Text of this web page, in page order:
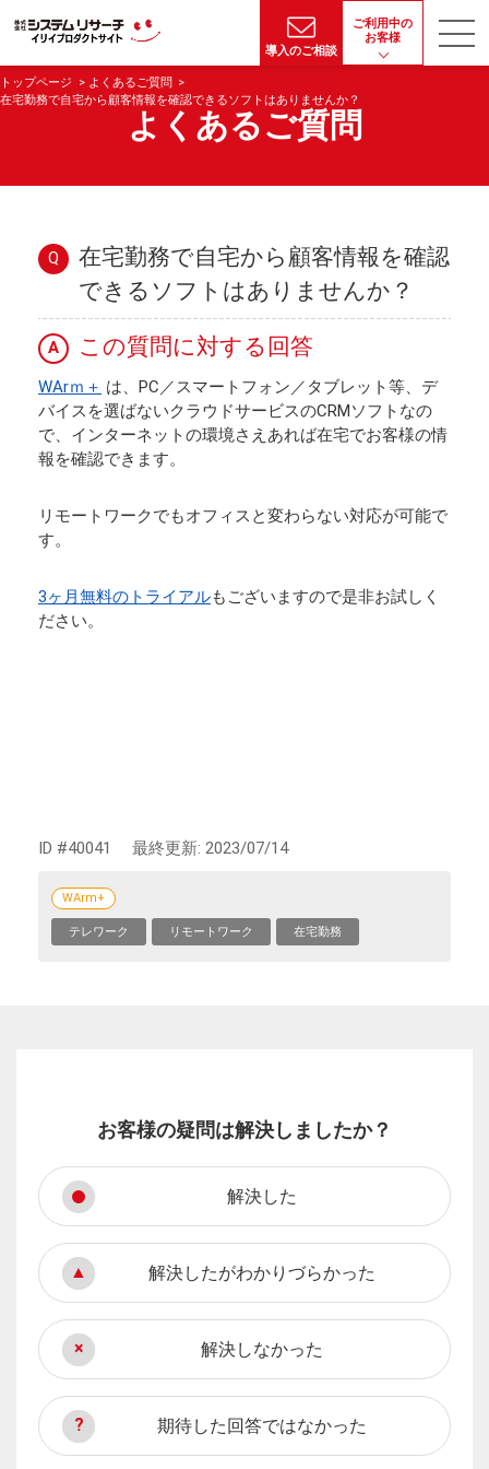
導入のご相談
ご利用中の
お客様
トップページ
よくあるご質問
在宅勤務で自宅から顧客情報を確認できるソフトはありませんか？
よくあるご質問
Q
在宅勤務で自宅から顧客情報を確認
できるソフトはありませんか？
A この質問に対する回答
WArｍ＋ は、PC／スマートフォン／タブレット等、デ
バイスを選ばないクラウドサービスのCRMソフトなの
で、インターネットの環境さえあれば在宅でお客様の情
報を確認できます。
リモートワークでもオフィスと変わらない対応が可能で
す。
3ヶ月無料のトライアルもございますので是非お試しく
ださい。
ID #40041 最終更新: 2023/07/14
WArm+
テレワーク リモートワーク 在宅勤務
お客様の疑問は解決しましたか？
解決した
解決したがわかりづらかった
解決しなかった
期待した回答ではなかった